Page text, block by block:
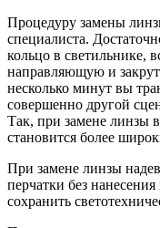
Процедуру замены
специалиста.
кольцо в светильнике,
направляющую и
несколько минут вы
совершенно другой
Так, при замене линзы
становится более
При замене линзы
перчатки без
сохранить